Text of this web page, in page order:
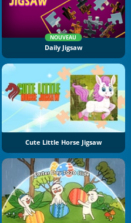
NOUVEAU
Daily Jigsaw
Cute Little Horse Jigsaw